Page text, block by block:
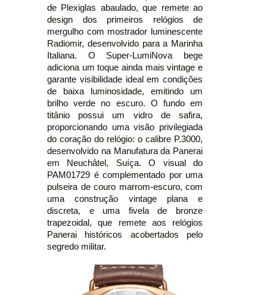
de Plexiglas abaulado, que remete ao
design dos primeiros relógios de
mergulho com mostrador luminescente
Radiomir, desenvolvido para a Marinha
Italiana. O Super-LumiNova bege
adiciona um toque ainda mais vintage e
garante visibilidade ideal em condições
de baixa luminosidade, emitindo um
brilho verde no escuro. O fundo em
titânio possui um vidro de safira,
proporcionando uma visão privilegiada
do coração do relógio: o calibre P.3000,
desenvolvido na Manufatura da Panerai
em Neuchâtel, Suíça. O visual do
PAM01729 é complementado por uma
pulseira de couro marrom-escuro, com
uma construção vintage plana e
discreta, e uma fivela de bronze
trapezoidal, que remete aos relógios
Panerai históricos acobertados pelo
segredo militar.